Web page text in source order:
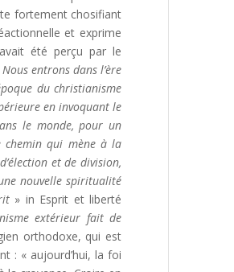
fortement chosifiant
et exprime
été perçu par le
Nous entrons dans l’ère
du christianisme
en invoquant le
le monde, pour un
chemin qui mène à la
et de division,
nouvelle spiritualité
» in Esprit et liberté
extérieur fait de
orthodoxe, qui est
: « aujourd’hui, la foi